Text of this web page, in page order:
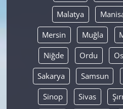
Malatya
Mersin Muğla
Niğde Ordu
Sakarya Samsun
Sinop Sivas